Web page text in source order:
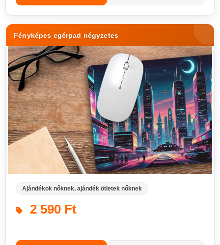
Fényképes egérpad négyzetes
Ajándékok nőknek, ajándék ötletek nőknek
2 590 Ft